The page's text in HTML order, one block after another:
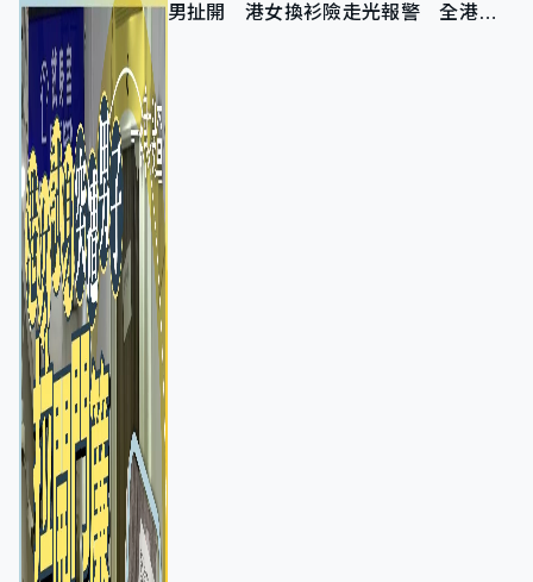
男扯開 港女換衫險走光報警 全港分